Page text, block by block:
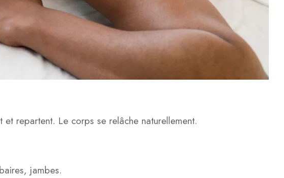
et repartent. Le corps se relâche naturellement.
jambes.